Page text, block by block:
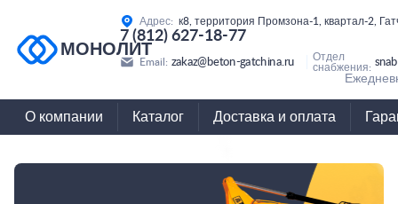
МОНОЛИТ
Адрес: к8, территория Промзона-1, квартал-2,
7 (812) 627-18-77
Email: zakaz@beton-gatchina.ru
Отдел
снабжения:
О компании Каталог Доставка и оплата